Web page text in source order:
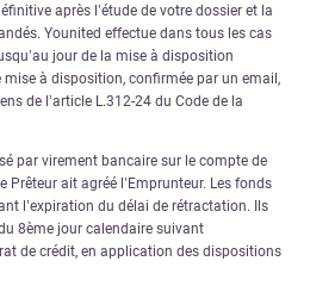
après l’étude de votre dossier et la
Younited effectue dans tous les cas
jour de la mise à disposition
mise à disposition, confirmée par un email,
de l’article L.312-24 du Code de la
par virement bancaire sur le compte de
Prêteur ait agréé l’Emprunteur. Les fonds
l’expiration du délai de rétractation. Ils
8ème jour calendaire suivant
de crédit, en application des dispositions